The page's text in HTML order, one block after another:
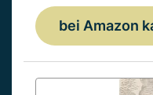
bei Amazon